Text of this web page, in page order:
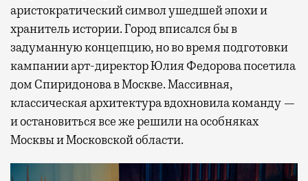
аристократический символ ушедшей эпохи и
хранитель истории. Город вписался бы в
задуманную концепцию, но во время подготовки
кампании арт-директор Юлия Федорова посетила
дом Спиридонова в Москве. Массивная,
классическая архитектура вдохновила команду —
и остановиться все же решили на особняках
Москвы и Московской области.